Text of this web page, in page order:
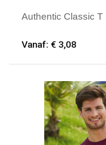
Authentic Classic T
Vanaf: € 3,08
Minimale
Merk: Russell